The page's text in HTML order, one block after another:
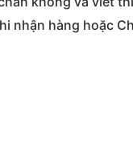
nhận hàng hoặc